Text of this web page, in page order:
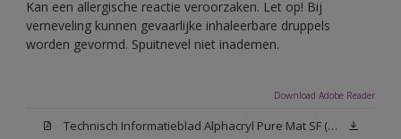
Kan een allergische reactie veroorzaken. Let op! Bij
verneveling kunnen gevaarlijke inhaleerbare druppels
worden gevormd. Spuitnevel niet inademen.
Download Adobe Reader
Technisch Informatieblad Alphacryl Pure Mat SF (New Livery) (PDF)